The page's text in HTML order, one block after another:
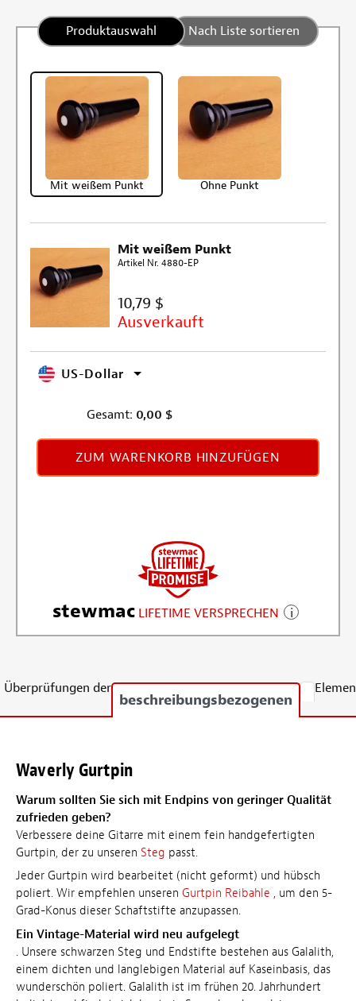
Produktauswahl Nach Liste sortieren
Mit weißem Punkt Ohne Punkt
Mit weißem Punkt
Artikel Nr. 4880-EP
10,79 $
Ausverkauft
US-Dollar
Gesamt: 0,00 $
ZUM WARENKORB HINZUFÜGEN
stewmac LIFETIME VERSPRECHEN
Überprüfungen der
beschreibungsbezogenen
Waverly Gurtpin
Warum sollten Sie sich mit Endpins von geringer Qualität
zufrieden geben?
Verbessere deine Gitarre mit einem fein handgefertigten
Gurtpin, der zu unseren Steg passt.
Jeder Gurtpin wird bearbeitet (nicht geformt) und hübsch
poliert. Wir empfehlen unseren Gurtpin Reibahle , um den 5-
Grad-Konus dieser Schaftstifte anzupassen.
Ein Vintage-Material wird neu aufgelegt
. Unsere schwarzen Steg und Endstifte bestehen aus Galalith,
einem dichten und langlebigen Material auf Kaseinbasis, das
wunderschön poliert. Galalith ist im frühen 20. Jahrhundert